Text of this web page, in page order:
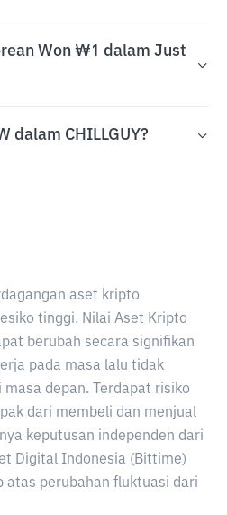
Won ₩1 dalam Just
dalam CHILLGUY?
aset kripto
tinggi. Nilai Aset Kripto
berubah secara signifikan
pada masa lalu tidak
depan. Terdapat risiko
dari membeli dan menjual
keputusan independen dari
Digital Indonesia (Bittime)
atas perubahan fluktuasi dari